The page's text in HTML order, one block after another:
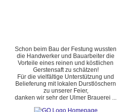
Schon beim Bau der Festung wussten
die Handwerker und Bauarbeiter die
Vorteile eines reinen und köstlichen
Gerstensaft zu schätzen!
Für die vielfältige Unterstützung und
Belieferung mit lokalen Durstlöschern
zu unserer Feier,
danken wir sehr der Ulmer Brauerei ...